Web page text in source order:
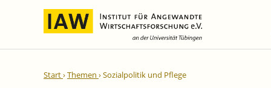
Regionale Entwicklung
Start Themen Sozialpolitik und Pflege